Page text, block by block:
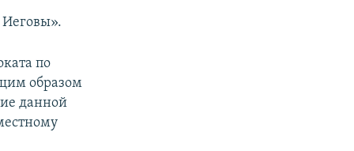
по
образом
данной